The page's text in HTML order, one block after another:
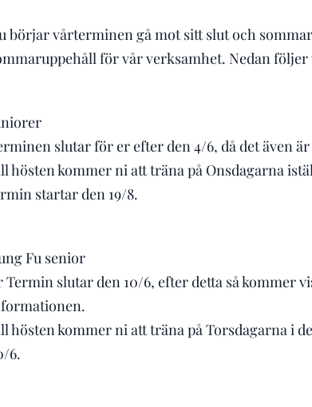
börjar vårterminen gå mot sitt slut och
för vår verksamhet. Nedan
slutar för er efter den 4/6, då det även
hösten kommer ni att träna på Onsdagarna
startar den 19/8.
Fu senior
Termin slutar den 10/6, efter detta så kommer
hösten kommer ni att träna på Torsdagarna i
6.